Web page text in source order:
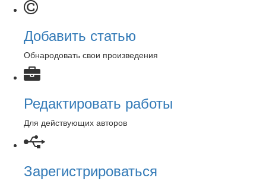
Добавить статью
Обнародовать свои произведения
Редактировать работы
Для действующих авторов
Зарегистрироваться